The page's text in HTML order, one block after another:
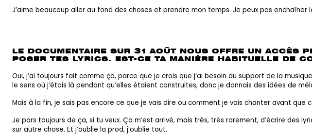
J’aime beaucoup aller au fond des choses et prendre mon temps. Je peux pas
LE DOCUMENTAIRE SUR 31 AOÛT NOUS OFFRE UN ACCÈS
POSER TES LYRICS. EST-CE TA MANIÈRE HABITUELLE DE
Oui, j’ai toujours fait comme ça, parce que je crois que j’ai besoin du support de la
le sens où j’étais là pendant qu’elles étaient construites, donc je donnais des idées de
Mais à la fin, je sais pas encore ce que je vais dire ou comment je vais chanter avant
Je pars toujours de ça, si tu veux. Ça m’est arrivé, mais très, très rarement, d’écrire
sur autre chose. Et j’oublie la prod, j’oublie tout.